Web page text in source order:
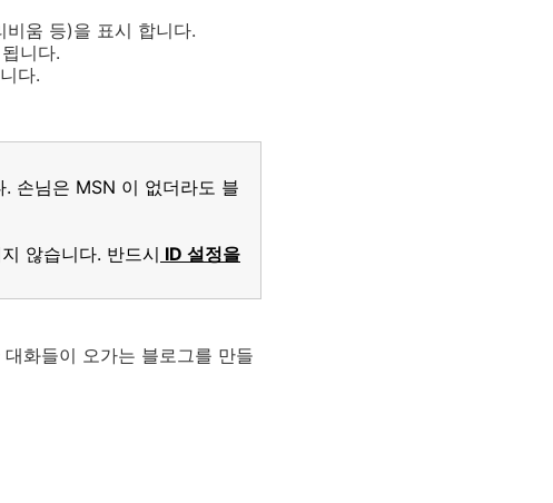
움 등)을 표시 합니다.
니다.
다.
손님은 MSN 이 없더라도 블
않습니다. 반드시 ID 설정을
화들이 오가는 블로그를 만들